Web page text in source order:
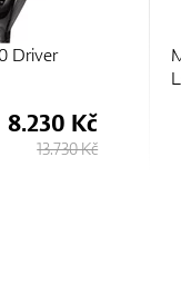
Mizuno JPX ONE